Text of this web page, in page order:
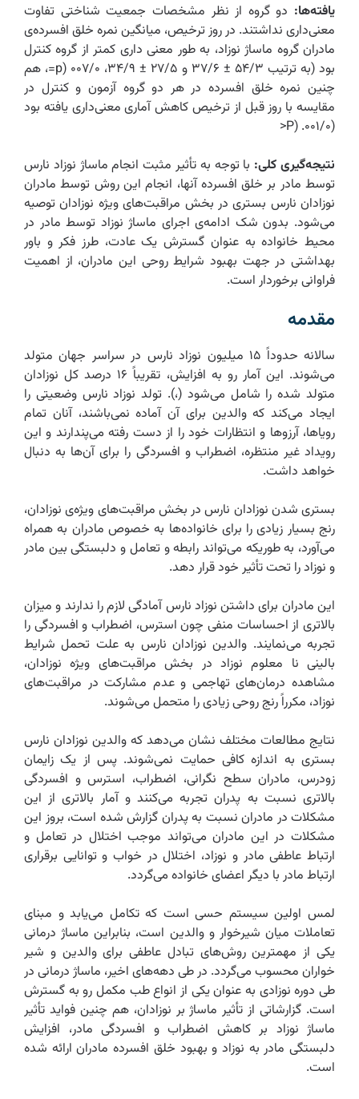
یافته‌ها: دو گروه از نظر مشخصات جمعیت شناختی تفاوت
معنی‌داری نداشتند. در روز ترخیص، میانگین نمره خلق افسرده‌ی
مادران گروه ماساژ نوزاد، به طور معنی داری کمتر از گروه کنترل
بود (به ترتیب ۵۴/۳ ± ۳۷/۶ و ۲۷/۵ ± ۳۴/۹، ۰۰۷/۰ (p=، هم
چنین نمره خلق افسرده در هر دو گروه آزمون و کنترل در
مقایسه با روز قبل از ترخیص کاهش آماری معنی‌داری یافته بود
(۰۰۱/۰. (P<
نتیجه‌گیری کلی: با توجه به تأثیر مثبت انجام ماساژ نوزاد نارس
توسط مادر بر خلق افسرده آنها، انجام این روش توسط مادران
نوزادان نارس بستری در بخش مراقبت‌های ویژه نوزادان توصیه
می‌شود. بدون شک ادامه‌ی اجرای ماساژ نوزاد توسط مادر در
محیط خانواده به عنوان گسترش یک عادت، طرز فکر و باور
بهداشتی در جهت بهبود شرایط روحی این مادران، از اهمیت
فراوانی برخوردار است.
مقدمه
سالانه حدوداً ‌۱۵ میلیون نوزاد نارس در سراسر جهان متولد
می‌شوند. این آمار رو به افزایش، تقریباً ۱۶ درصد کل نوزادان
متولد شده را شامل می‌شود (،). تولد نوزاد نارس وضعیتی را
ایجاد می‌کند که والدین برای آن آماده نمی‌باشند، آنان تمام
رویاها، آرزوها و انتظارات خود را از دست رفته می‌پندارند و این
رویداد غیر منتظره، اضطراب و افسردگی را برای آن‌ها به دنبال
خواهد داشت.
بستری شدن نوزادان نارس در بخش مراقبت‌های ویژه‌ی نوزادان،
رنج بسیار زیادی را برای خانواده‌ها به خصوص مادران به همراه
می‌آورد، به طوریکه می‌تواند رابطه و تعامل و دلبستگی بین مادر
و نوزاد را تحت تأثیر خود قرار دهد.‌
این مادران برای داشتن نوزاد نارس آمادگی لازم را ندارند و میزان
بالاتری از احساسات منفی چون استرس، اضطراب و افسردگی را
تجربه می‌نمایند.‌ والدین نوزادان نارس به علت تحمل شرایط
بالینی نا معلوم نوزاد در بخش مراقبت‌های ویژه نوزادان،
مشاهده درمان‌های تهاجمی و عدم مشارکت در مراقبت‌های
نوزاد، مکرراً رنج روحی زیادی را متحمل می‌شوند.
نتایج مطالعات مختلف نشان می‌دهد که والدین نوزادان نارس
بستری به اندازه کافی حمایت نمی‌شوند. پس از یک زایمان
زودرس، مادران سطح نگرانی، اضطراب، استرس و افسردگی
بالاتری نسبت به پدران تجربه می‌کنند و آمار بالاتری از این
مشکلات در مادران نسبت به پدران گزارش شده است، بروز این
مشکلات در این مادران می‌تواند موجب اختلال در تعامل و
ارتباط عاطفی مادر و نوزاد، اختلال در خواب و توانایی برقراری
ارتباط مادر با دیگر اعضای خانواده می‌گردد.‌
لمس اولین سیستم حسی است که تکامل می‌یابد و مبنای
تعاملات میان شیرخوار و والدین است، بنابراین ماساژ درمانی
یکی از مهمترین روش‌های تبادل عاطفی برای والدین و شیر
خواران محسوب می‌گردد. در طی دهه‌های اخیر، ماساژ درمانی در
طی دوره نوزادی به عنوان یکی از انواع طب مکمل رو به گسترش
است. گزارشاتی از تأثیر ماساژ بر نوزادان، هم چنین فواید تأثیر
ماساژ نوزاد بر کاهش اضطراب و افسردگی مادر، افزایش
دلبستگی مادر به نوزاد و بهبود خلق افسرده مادران ارائه شده
است.